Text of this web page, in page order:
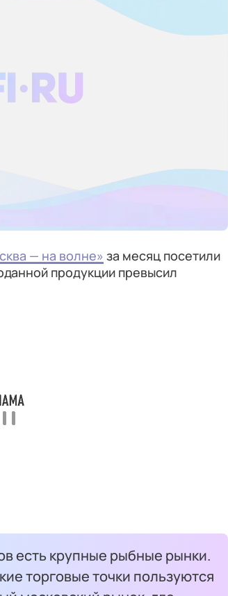
— на волне» за месяц посетили
продукции превысил
есть крупные рыбные рынки.
торговые точки пользуются